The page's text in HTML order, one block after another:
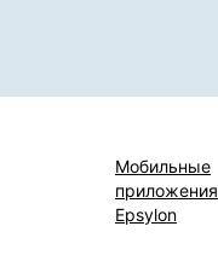
Мобильные
приложения
Epsylon